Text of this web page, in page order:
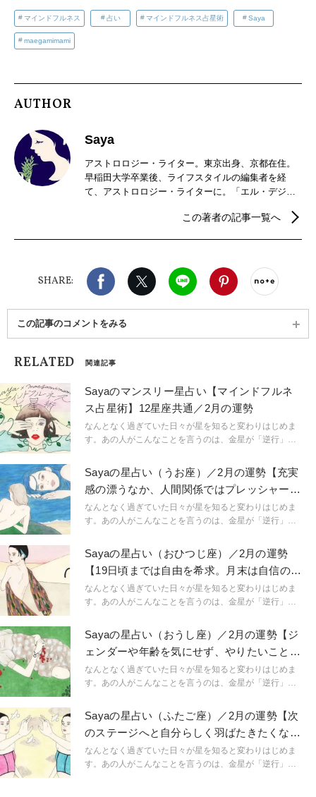
マインドフルネス 占い マインドフルネス占星術 Saya
maegamimami
AUTHOR
Saya
アストロロジー・ライター。東京出身、京都在住。
早稲田大学卒業後、ライフスタイルの編集者を経
て、アストロロジー・ライターに。「エル・デジタ
夫と二人で暮らし、星を読み、畑を耕す傍ら、茶道
この著者の記事一覧へ
SHARE:
Facebook X（旧twitter）
LINE Pinterest
この記事のコメントをみる
RELATED 関連記事
Sayaのマンスリー星占い【マインドフルネ
ス占星術】12星座共通／2月の運勢
なんとなく過ぎていた日々が星を知ると変わりはじめま
す。あの人がこんなことを言うのは、金星が「逆行」し
い。こんなにも気持ちが盛り上がるのは満月だからと言
うように。星という眼鏡をもつことで、小さなささやき
や予兆にも気づき始め、「今、ここ」に集中できるよう
に。マインドフルに生きられるようになるのです。
「今、ここ」を生きるためのマインドフルネスな占星術
Sayaの星占い（うお座）／2月の運勢【充実
感の漂うなか、人間関係ではプレッシャー
も】
なんとなく過ぎていた日々が星を知ると変わりはじめま
す。あの人がこんなことを言うのは、金星が「逆行」し
い。こんなにも気持ちが盛り上がるのは満月だからと言
うように。星という眼鏡をもつことで、小さなささやき
や予兆にも気づき始め、「今、ここ」に集中できるよう
に。マインドフルに生きられるようになるのです。
「今、ここ」を生きるためのマインドフルネスな占星術
Sayaの星占い（おひつじ座）／2月の運勢
【19日頃までは自由を希求。月末は自信のな
さも】
なんとなく過ぎていた日々が星を知ると変わりはじめま
す。あの人がこんなことを言うのは、金星が「逆行」し
い。こんなにも気持ちが盛り上がるのは満月だからと言
うように。星という眼鏡をもつことで、小さなささやき
や予兆にも気づき始め、「今、ここ」に集中できるよう
に。マインドフルに生きられるようになるのです。
「今、ここ」を生きるためのマインドフルネスな占星術
Sayaの星占い（おうし座）／2月の運勢【ジ
ェンダーや年齢を気にせず、やりたいことを
したくなる】
なんとなく過ぎていた日々が星を知ると変わりはじめま
す。あの人がこんなことを言うのは、金星が「逆行」し
い。こんなにも気持ちが盛り上がるのは満月だからと言
うように。星という眼鏡をもつことで、小さなささやき
や予兆にも気づき始め、「今、ここ」に集中できるよう
に。マインドフルに生きられるようになるのです。
「今、ここ」を生きるためのマインドフルネスな占星術
Sayaの星占い（ふたご座）／2月の運勢【次
のステージへと自分らしく羽ばたきたくなる
とき】
なんとなく過ぎていた日々が星を知ると変わりはじめま
す。あの人がこんなことを言うのは、金星が「逆行」し